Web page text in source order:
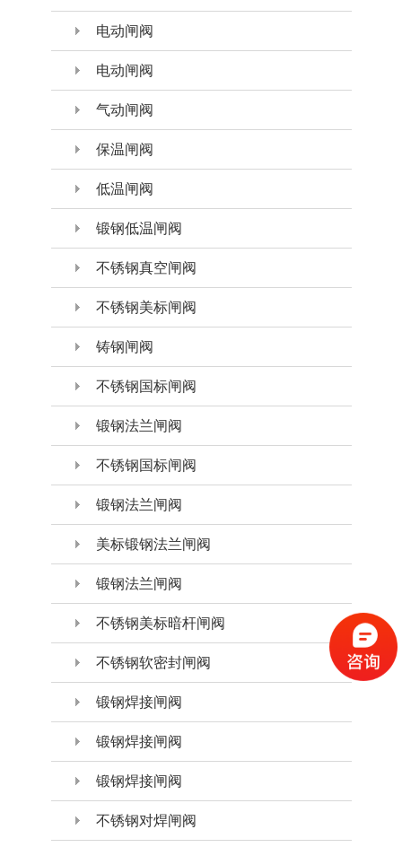
电动闸阀
电动闸阀
气动闸阀
保温闸阀
低温闸阀
锻钢低温闸阀
不锈钢真空闸阀
不锈钢美标闸阀
铸钢闸阀
不锈钢国标闸阀
锻钢法兰闸阀
不锈钢国标闸阀
锻钢法兰闸阀
美标锻钢法兰闸阀
锻钢法兰闸阀
不锈钢美标暗杆闸阀
不锈钢软密封闸阀
锻钢焊接闸阀
锻钢焊接闸阀
锻钢焊接闸阀
不锈钢对焊闸阀